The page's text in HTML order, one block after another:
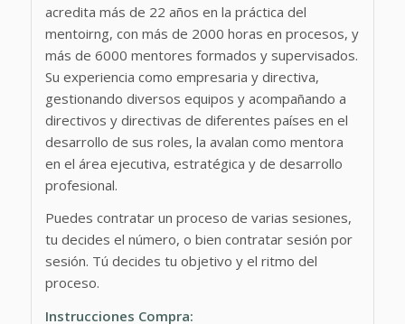
acredita más de 22 años en la práctica del
mentoirng, con más de 2000 horas en procesos, y
más de 6000 mentores formados y supervisados.
Su experiencia como empresaria y directiva,
gestionando diversos equipos y acompañando a
directivos y directivas de diferentes países en el
desarrollo de sus roles, la avalan como mentora
en el área ejecutiva, estratégica y de desarrollo
profesional.
Puedes contratar un proceso de varias sesiones,
tu decides el número, o bien contratar sesión por
sesión. Tú decides tu objetivo y el ritmo del
proceso.
Instrucciones Compra: